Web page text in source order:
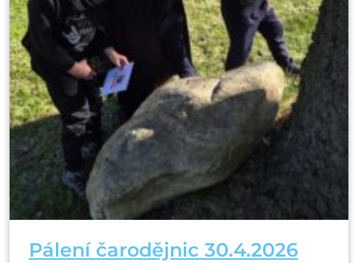
Pálení čarodějnic 30.4.2026